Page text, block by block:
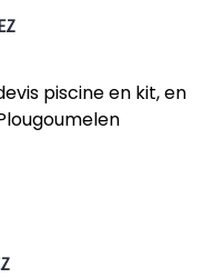
piscine en kit, en